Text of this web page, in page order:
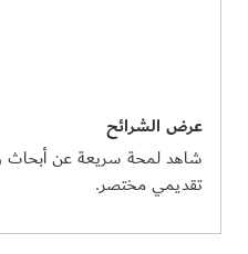
عرض الشرائح
شاهد لمحة سريعة عن أبحاث
تقديمي مختصر.